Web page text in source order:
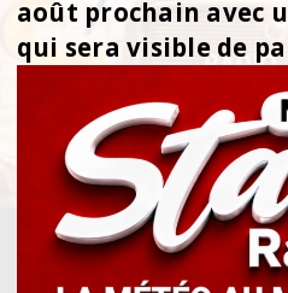
août prochain avec
qui sera visible de